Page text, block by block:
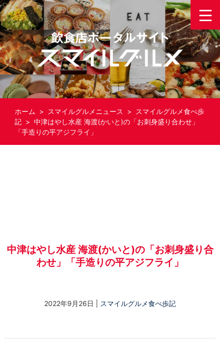
ホーム > スマイルグルメニュース >
スマイルグルメ食べ歩
記 > 中津はやし水産 海渡(かいと)の「お刺身盛り合わせ」
「手造りの平アジフライ」
中津はやし水産 海渡(かいと)の「お刺身盛り合
わせ」「手造りの平アジフライ」
2022年9月26日 スマイルグルメ食べ歩記